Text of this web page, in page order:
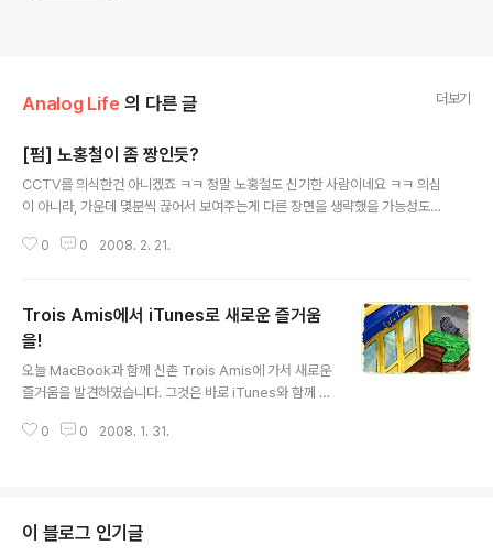
Analog Life 의 다른 글 더보기
[펌] 노홍철이 좀 짱인듯?
CCTV를 의식한건 아니겠죠 ㅋㅋ 정말 노홍철도 신기한 사람이네요 ㅋㅋ 의심
이 아니라, 가운데 몇분씩 끊어서 보여주는게 다른 장면을 생략했을 가능성도
0 0 2008. 2. 21.
Trois Amis에서 iTunes로 새로운 즐거움
을!
오늘 MacBook과 함께 신촌 Trois Amis에 가서 새로운
즐거움을 발견하였습니다. 그것은 바로 iTunes와 함께 한
s를 이용해서 음악을 틀어줍니다. 그리고 그와 별도로 무선
있으면 다시 들을수도 있습니다. 제목이 정확하게 기억이
안나면 찾아볼 수 도 있고요. 당시에는 생각이 없어서 화면
0 0 2008. 1. 31.
이 블로그 인기글